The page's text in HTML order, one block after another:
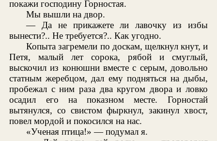
покажи господину Горностая.
Мы вышли на двор.
— Да не прикажете ли лавочку из избы
вынести?.. Не требуется?.. Как угодно.
Копыта загремели по доскам, щелкнул кнут, и
Петя, малый лет сорока, рябой и смуглый,
выскочил из конюшни вместе с серым, довольно
статным жеребцом, дал ему подняться на дыбы,
пробежал с ним раза два кругом двора и ловко
осадил его на показном месте. Горностай
вытянулся, со свистом фыркнул, закинул хвост,
повел мордой и покосился на нас.
«Ученая птица!» — подумал я.